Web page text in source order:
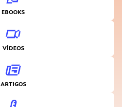
EBOOKS
VÍDEOS
ARTIGOS